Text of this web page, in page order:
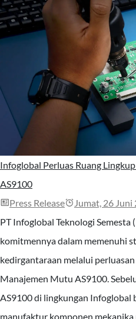
Infoglobal Perluas Ruang
AS9100
Press Release
Jumat, 26 Juni
PT Infoglobal Teknologi
komitmennya dalam memenuhi
kedirgantaraan melalui
Manajemen Mutu AS9100.
AS9100 di lingkungan Infoglobal
manufaktur komponen